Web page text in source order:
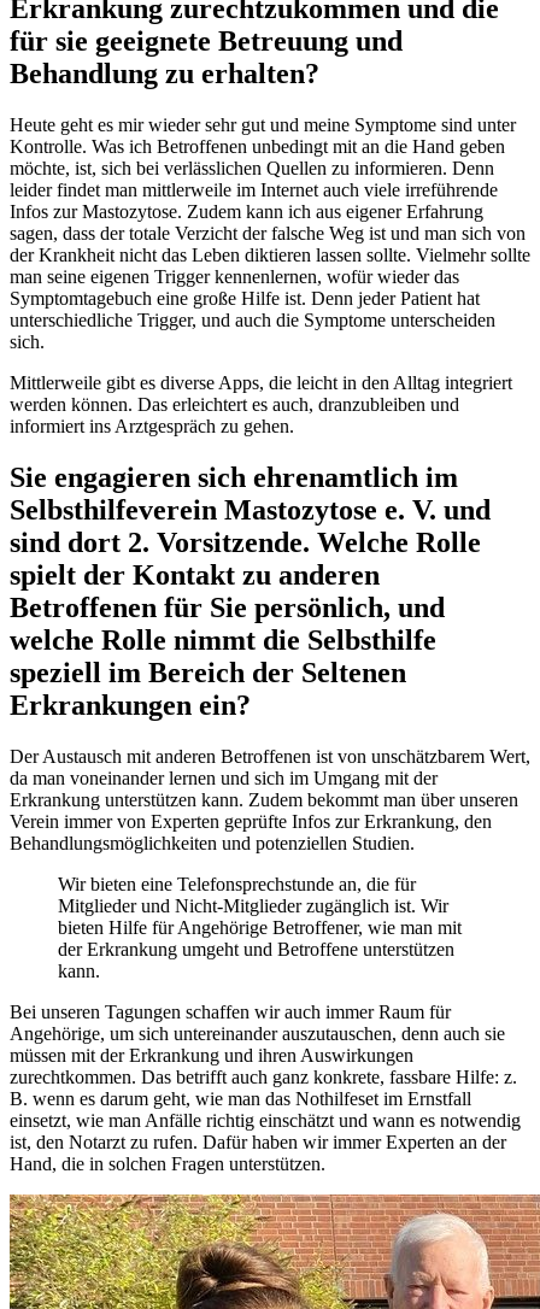
Erkrankung zurechtzukommen und die
für sie geeignete Betreuung und
Behandlung zu erhalten?
Heute geht es mir wieder sehr gut und meine Symptome sind unter
Kontrolle. Was ich Betroffenen unbedingt mit an die Hand geben
möchte, ist, sich bei verlässlichen Quellen zu informieren. Denn
leider findet man mittlerweile im Internet auch viele irreführende
Infos zur Mastozytose. Zudem kann ich aus eigener Erfahrung
sagen, dass der totale Verzicht der falsche Weg ist und man sich von
der Krankheit nicht das Leben diktieren lassen sollte. Vielmehr sollte
man seine eigenen Trigger kennenlernen, wofür wieder das
Symptomtagebuch eine große Hilfe ist. Denn jeder Patient hat
unterschiedliche Trigger, und auch die Symptome unterscheiden
sich.
Mittlerweile gibt es diverse Apps, die leicht in den Alltag integriert
werden können. Das erleichtert es auch, dranzubleiben und
informiert ins Arztgespräch zu gehen.
Sie engagieren sich ehrenamtlich im
Selbsthilfeverein Mastozytose e. V. und
sind dort 2. Vorsitzende. Welche Rolle
spielt der Kontakt zu anderen
Betroffenen für Sie persönlich, und
welche Rolle nimmt die Selbsthilfe
speziell im Bereich der Seltenen
Erkrankungen ein?
Der Austausch mit anderen Betroffenen ist von unschätzbarem Wert,
da man voneinander lernen und sich im Umgang mit der
Erkrankung unterstützen kann. Zudem bekommt man über unseren
Verein immer von Experten geprüfte Infos zur Erkrankung, den
Behandlungsmöglichkeiten und potenziellen Studien.
Wir bieten eine Telefonsprechstunde an, die für
Mitglieder und Nicht-Mitglieder zugänglich ist. Wir
bieten Hilfe für Angehörige Betroffener, wie man mit
der Erkrankung umgeht und Betroffene unterstützen
kann.
Bei unseren Tagungen schaffen wir auch immer Raum für
Angehörige, um sich untereinander auszutauschen, denn auch sie
müssen mit der Erkrankung und ihren Auswirkungen
zurechtkommen. Das betrifft auch ganz konkrete, fassbare Hilfe: z.
B. wenn es darum geht, wie man das Nothilfeset im Ernstfall
einsetzt, wie man Anfälle richtig einschätzt und wann es notwendig
ist, den Notarzt zu rufen. Dafür haben wir immer Experten an der
Hand, die in solchen Fragen unterstützen.